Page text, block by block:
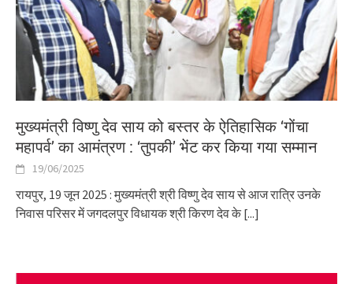
मुख्यमंत्री विष्णु देव साय को बस्तर के ऐतिहासिक ‘गोंचा
महापर्व’ का आमंत्रण : ‘तुपकी’ भेंट कर किया गया सम्मान
19/06/2025
रायपुर, 19 जून 2025 : मुख्यमंत्री श्री विष्णु देव साय से आज रात्रि उनके
निवास परिसर में जगदलपुर विधायक श्री किरण देव के [...]